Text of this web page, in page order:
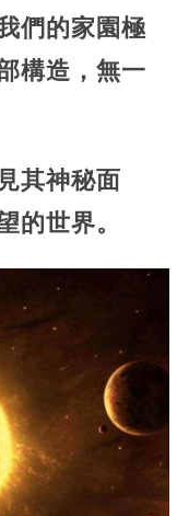
們的家園極
構造，無一
其神秘面
的世界。